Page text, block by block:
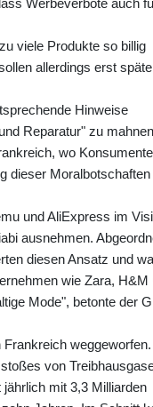
Werbeverbote auch
viele Produkte so billig
allerdings erst
Hinweise
Reparatur" zu
wo
dieser
und AliExpress im
ausnehmen.
diesen Ansatz und
wie Zara, H&M
Mode", betonte der
Frankreich
von
mit 3,3 Milliarden